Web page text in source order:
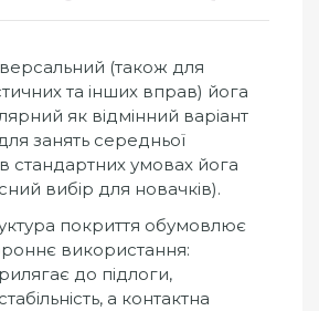
(також для
та інших вправ) йога
як відмінний варіант
занять середньої
в стандартних умовах йога
вибір для новачків).
покриття обумовлює
використання:
до підлоги,
а контактна